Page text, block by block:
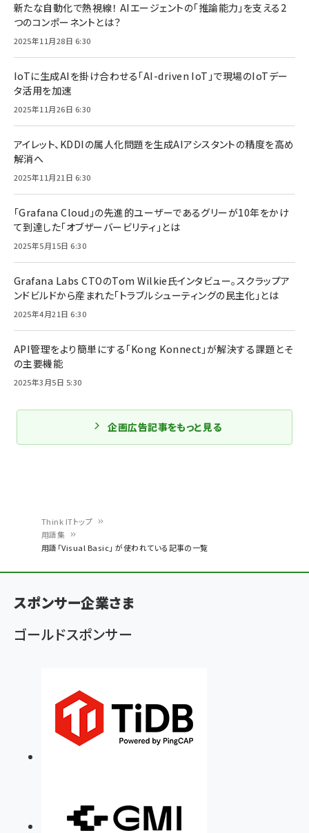
ン
く
ず
Think ITトップ
用語集
用語「Visual Basic」 が使われている記事の一覧
新たな自動化で熱視線！ AIエージェントの「推論能力」を支える2
つのコンポーネントとは？
2025年11月28日 6:30
IoTに生成AIを掛け合わせる「AI-driven IoT」で現場のIoTデー
タ活用を加速
2025年11月26日 6:30
アイレット、KDDIの属人化問題を生成AIアシスタントの精度を高め
解消へ
2025年11月21日 6:30
「Grafana Cloud」の先進的ユーザーであるグリーが10年をかけ
て到達した「オブザーバービリティ」とは
2025年5月15日 6:30
Grafana Labs CTOのTom Wilkie氏インタビュー。スクラップア
ンドビルドから産まれた「トラブルシューティングの民主化」とは
2025年4月21日 6:30
API管理をより簡単にする「Kong Konnect」が解決する課題とそ
の主要機能
2025年3月5日 5:30
企画広告記事をもっと見る
スポンサー企業さま
ゴールドスポンサー